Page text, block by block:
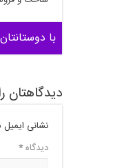
با
دیدگاهتان
نشانی
دیدگاه*